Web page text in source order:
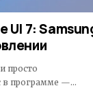
UI 7:
просто
в программе —…